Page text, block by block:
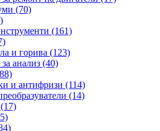
(70)
(161)
и горива (123)
анализ (40)
и антифризи (114)
(14)
(17)